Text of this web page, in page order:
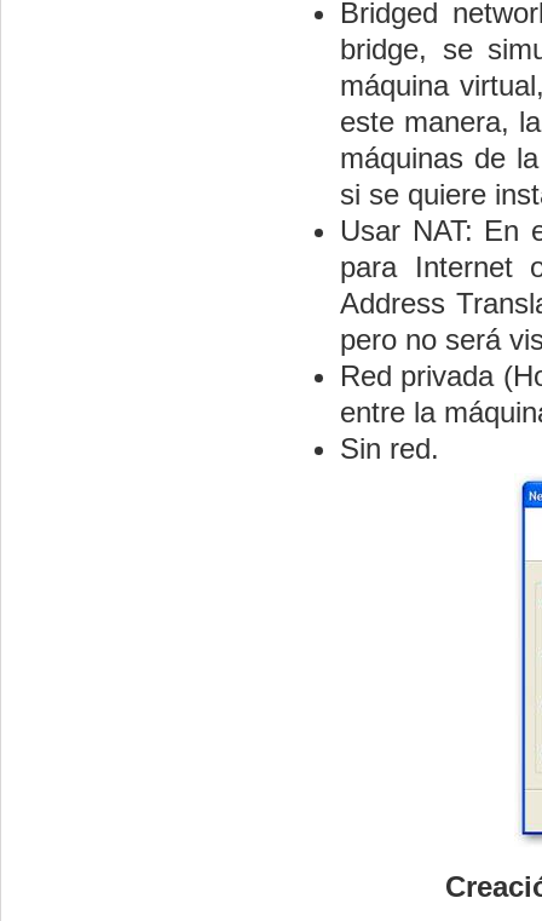
Bridged
bridge, se
máquina
este manera,
máquinas de
si se quiere
Usar NAT: En
para Internet
Address
pero no será
Red privada
entre la
Sin red.